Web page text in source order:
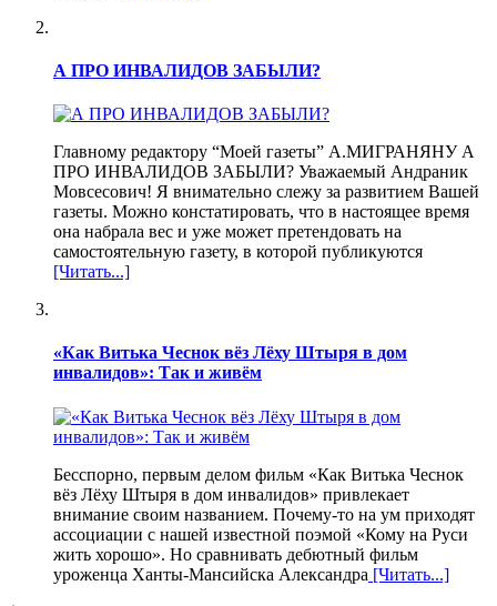
А ПРО ИНВАЛИДОВ ЗАБЫЛИ?
Главному редактору “Моей газеты” А.МИГРАНЯНУ А
ПРО ИНВАЛИДОВ ЗАБЫЛИ? Уважаемый Андраник
Мовсесович! Я внимательно слежу за развитием Вашей
газеты. Можно констатировать, что в настоящее время
она набрала вес и уже может претендовать на
самостоятельную газету, в которой публикуются
[Читать...]
«Как Витька Чеснок вёз Лёху Штыря в дом
инвалидов»: Так и живём
Бесспорно, первым делом фильм «Как Витька Чеснок
вёз Лёху Штыря в дом инвалидов» привлекает
внимание своим названием. Почему-то на ум приходят
ассоциации с нашей известной поэмой «Кому на Руси
жить хорошо». Но сравнивать дебютный фильм
уроженца Ханты-Мансийска Александра [Читать...]